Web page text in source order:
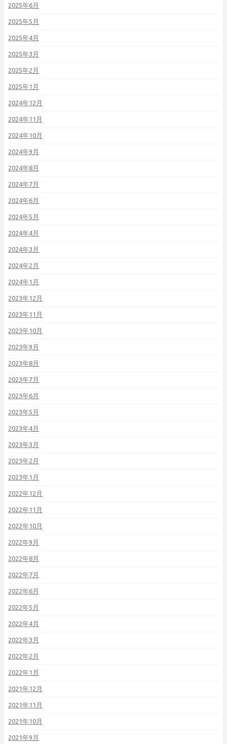
2025年6月
2025年5月
2025年4月
2025年3月
2025年2月
2025年1月
2024年12月
2024年11月
2024年10月
2024年9月
2024年8月
2024年7月
2024年6月
2024年5月
2024年4月
2024年3月
2024年2月
2024年1月
2023年12月
2023年11月
2023年10月
2023年9月
2023年8月
2023年7月
2023年6月
2023年5月
2023年4月
2023年3月
2023年2月
2023年1月
2022年12月
2022年11月
2022年10月
2022年9月
2022年8月
2022年7月
2022年6月
2022年5月
2022年4月
2022年3月
2022年2月
2022年1月
2021年12月
2021年11月
2021年10月
2021年9月